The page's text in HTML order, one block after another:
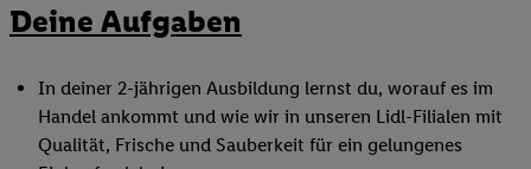
Deine Aufgaben
In deiner 2-jährigen Ausbildung lernst du, worauf es im
Handel ankommt und wie wir in unseren Lidl-Filialen mit
Qualität, Frische und Sauberkeit für ein gelungenes